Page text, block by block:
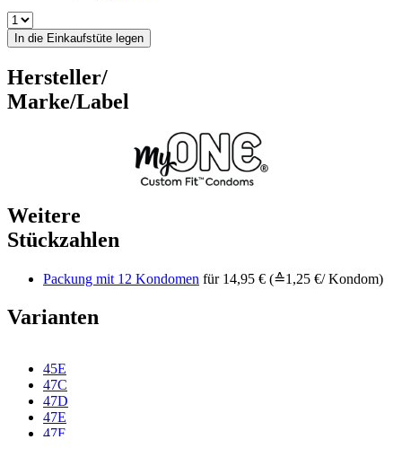
In die Einkaufstüte legen
Hersteller/
Marke/Label
Weitere
Stückzahlen
Packung mit 12 Kondomen für 14,95 € (≙1,25 €/ Kondom)
Varianten
45E
47C
47D
47E
47F